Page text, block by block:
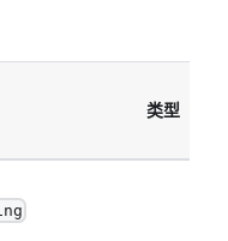
类型